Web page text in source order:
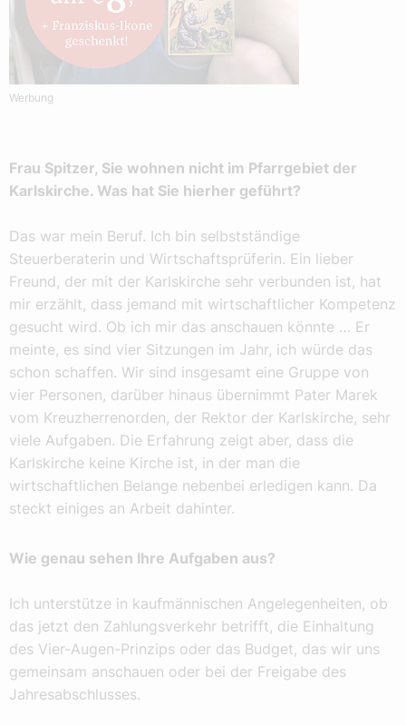
Werbung
Frau Spitzer, Sie wohnen nicht im Pfarrgebiet der
Karlskirche. Was hat Sie hierher geführt?
Das war mein Beruf. Ich bin selbstständige
Steuerberaterin und Wirtschaftsprüferin. Ein lieber
Freund, der mit der Karlskirche sehr verbunden ist, hat
mir erzählt, dass jemand mit wirtschaftlicher Kompetenz
gesucht wird. Ob ich mir das anschauen könnte … Er
meinte, es sind vier Sitzungen im Jahr, ich würde das
schon schaffen. Wir sind insgesamt eine Gruppe von
vier Personen, darüber hinaus übernimmt Pater Marek
vom Kreuzherrenorden, der Rektor der Karlskirche, sehr
viele Aufgaben. Die Erfahrung zeigt aber, dass die
Karlskirche keine Kirche ist, in der man die
wirtschaftlichen Belange nebenbei erledigen kann. Da
steckt einiges an Arbeit dahinter.
Wie genau sehen Ihre Aufgaben aus?
Ich unterstütze in kaufmännischen Angelegenheiten, ob
das jetzt den Zahlungsverkehr betrifft, die Einhaltung
des Vier-Augen-Prinzips oder das Budget, das wir uns
gemeinsam anschauen oder bei der Freigabe des
Jahresabschlusses.